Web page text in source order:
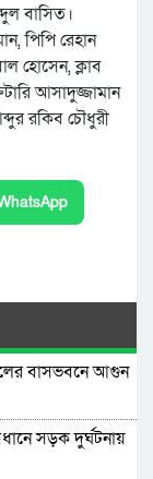
বাসিত।
পিপি রেহান
হোসেন, ক্লাব
আসাদুজ্জামান
রকিব চৌধুরী
বাসভবনে আগুন
সড়ক দুর্ঘটনায়